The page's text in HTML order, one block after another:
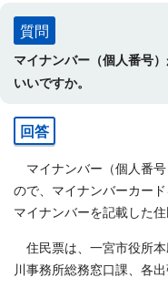
質問
マイナンバー（個人番号
いいですか。
回答
マイナンバー（個人番号
ので、マイナンバーカー
マイナンバーを記載した
住民票は、一宮市役所本
川事務所総務窓口課、各